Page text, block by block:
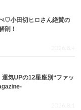
♡小田切ヒロさん絶賛の
剖！
2026.8.4
運気UPの12星座別“ファッ
2026.8.1